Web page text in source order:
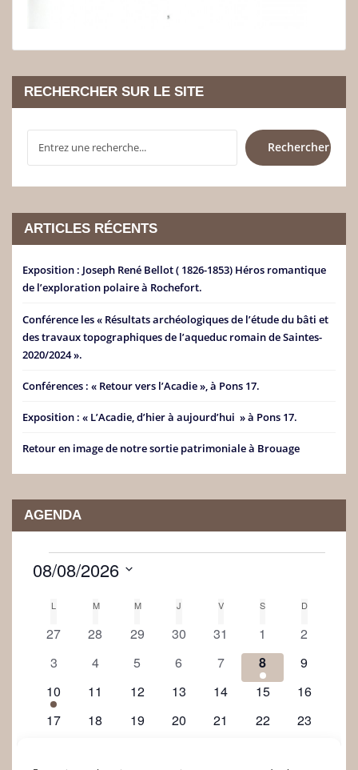
RECHERCHER SUR LE SITE
RECHERCHER
Rechercher
ARTICLES RÉCENTS
Exposition : Joseph René Bellot ( 1826-1853) Héros romantique
de l’exploration polaire à Rochefort.
Conférence les « Résultats archéologiques de l’étude du bâti et
des travaux topographiques de l’aqueduc romain de Saintes-
2020/2024 ».
Conférences : « Retour vers l’Acadie », à Pons 17.
Exposition : « L’Acadie, d’hier à aujourd’hui » à Pons 17.
Retour en image de notre sortie patrimoniale à Brouage
AGENDA